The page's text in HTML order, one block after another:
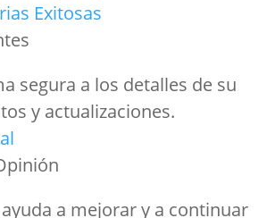
Exitosas
segura a los detalles de su
y actualizaciones.
a mejorar y a continuar